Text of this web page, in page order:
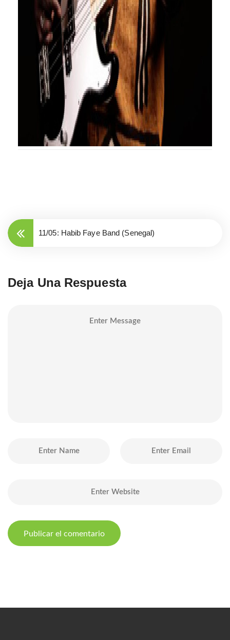
11/05: Habib Faye Band (Senegal)
Deja Una Respuesta